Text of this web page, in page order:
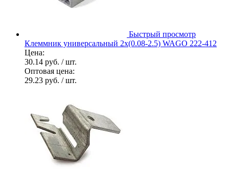
Быстрый просмотр
Клеммник универсальный 2х(0.08-2.5) WAGO 222-412
Цена:
30.14 руб. / шт.
Оптовая цена:
29.23 руб. / шт.